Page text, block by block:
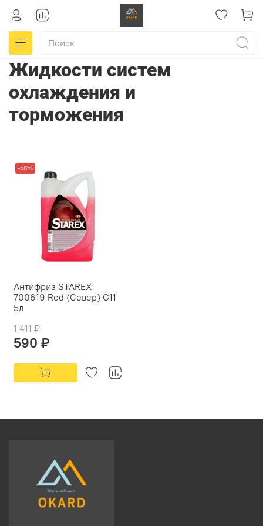
Жидкости систем
охлаждения и
торможения
-58%
Антифриз STAREX
700619 Red (Север) G11
5л
1 411 ₽
590 ₽